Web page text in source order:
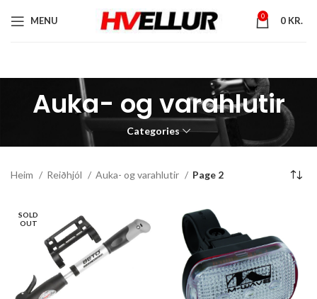
MENU 0 0 KR.
Auka- og varahlutir
Categories
Heim Reiðhjól Auka- og varahlutir Page 2
SOLD
OUT